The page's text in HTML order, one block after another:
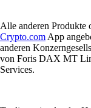
Alle anderen Produkte
Crypto.com App
anderen
von Foris DAX MT
Services.